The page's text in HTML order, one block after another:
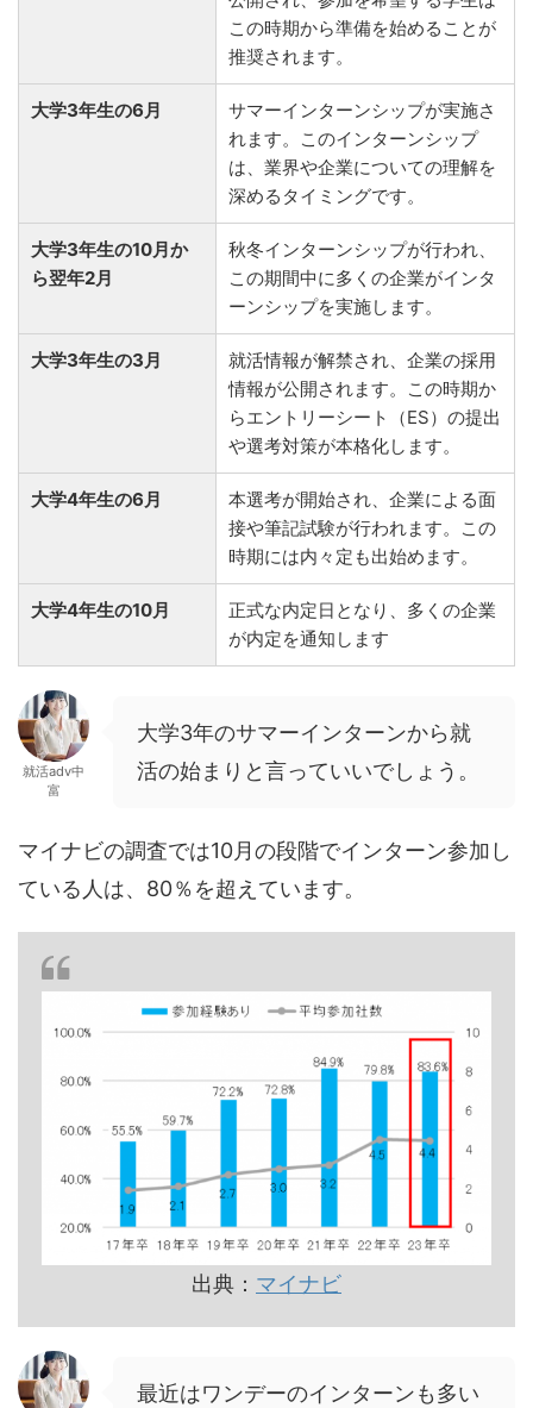
この時期から準備を始めることが
推奨されます。
大学3年生の6月
サマーインターンシップが実施さ
れます。このインターンシップ
は、業界や企業についての理解を
深めるタイミングです。
大学3年生の10月か
ら翌年2月
秋冬インターンシップが行われ、
この期間中に多くの企業がインタ
ーンシップを実施します。
大学3年生の3月
就活情報が解禁され、企業の採用
情報が公開されます。この時期か
らエントリーシート（ES）の提出
や選考対策が本格化します。
大学4年生の6月
本選考が開始され、企業による面
接や筆記試験が行われます。この
時期には内々定も出始めます。
大学4年生の10月
正式な内定日となり、多くの企業
が内定を通知します
就活adv中
富
大学3年のサマーインターンから就
活の始まりと言っていいでしょう。
マイナビの調査では10月の段階でインターン参加し
ている人は、80％を超えています。
出典： マイナビ
最近はワンデーのインターンも多い